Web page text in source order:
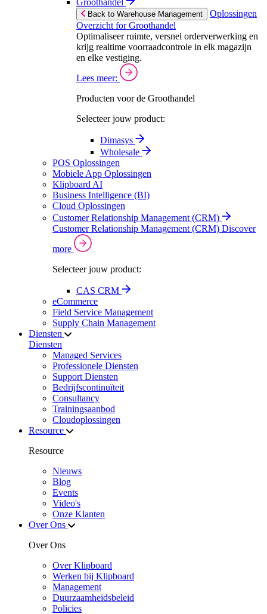
Groothandel
Back to Warehouse Management
Oplossingen
Overzicht for Groothandel
Optimaliseer ruimte, versnel orderverwerking en
krijg realtime voorraadcontrole in elk magazijn
en elke vestiging.
Lees meer:
Producten voor de Groothandel
Selecteer jouw product:
Dimasys
Wholesale
POS Oplossingen
Mobiele App Oplossingen
Klipboard AI
Business Intelligence (BI)
Cloud Oplossingen
Customer Relationship Management (CRM)
Customer Relationship Management (CRM) Discover
more
Selecteer jouw product:
CAS CRM
eCommerce
Field Service Management
Supply Chain Management
Diensten
Diensten
Managed Services
Professionele Diensten
Support Diensten
Bedrijfscontinuïteit
Consultancy
Trainingsaanbod
Cloudoplossingen
Resource
Resource
Nieuws
Blog
Events
Video's
Onze Klanten
Over Ons
Over Ons
Over Klipboard
Werken bij Klipboard
Management
Duurzaamheidsbeleid
Policies